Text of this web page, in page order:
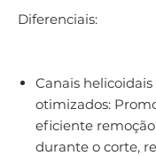
Diferenciais:
Canais helicoidais
otimizados:
eficiente
durante o corte,